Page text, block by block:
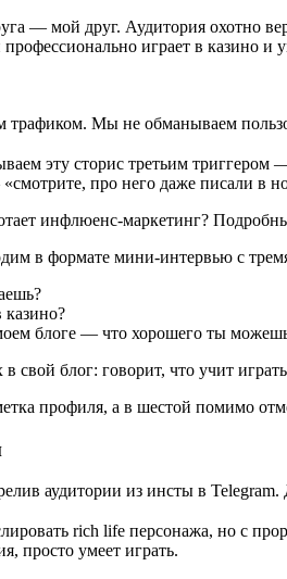
— мой друг. Аудитория охотно
играет в казино и
Мы не обманываем
эту сторис третьим
про него даже писали в
в формате мини-интервью с
казино?
блоге — что хорошего ты
в свой блог: говорит, что учит
профиля, а в шестой помимо
аудитории из инсты в
rich life персонажа, но с
просто умеет играть.